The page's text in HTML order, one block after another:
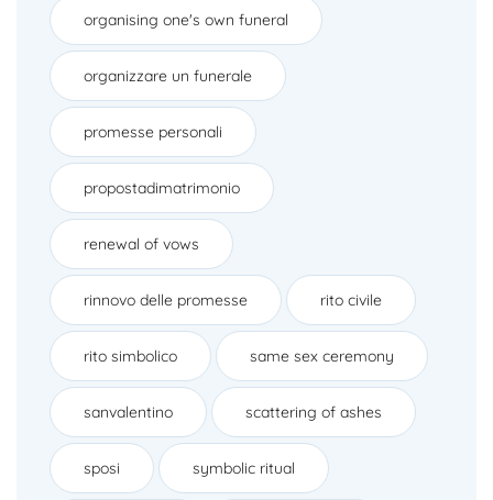
organising one's own funeral
organizzare un funerale
promesse personali
propostadimatrimonio
renewal of vows
rinnovo delle promesse rito civile
rito simbolico same sex ceremony
sanvalentino scattering of ashes
sposi symbolic ritual